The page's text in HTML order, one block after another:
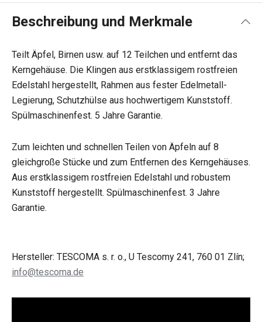
Beschreibung und Merkmale
Teilt Äpfel, Birnen usw. auf 12 Teilchen und entfernt das
Kerngehäuse. Die Klingen aus erstklassigem rostfreien
Edelstahl hergestellt, Rahmen aus fester Edelmetall-
Legierung, Schutzhülse aus hochwertigem Kunststoff.
Spülmaschinenfest. 5 Jahre Garantie.
Zum leichten und schnellen Teilen von Äpfeln auf 8
gleichgroße Stücke und zum Entfernen des Kerngehäuses.
Aus erstklassigem rostfreien Edelstahl und robustem
Kunststoff hergestellt. Spülmaschinenfest. 3 Jahre
Garantie.
Hersteller: TESCOMA s. r. o., U Tescomy 241, 760 01 Zlín;
info@tescoma.de